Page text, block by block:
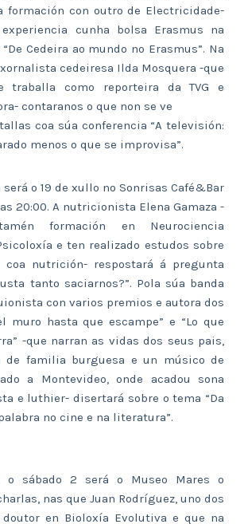
formación con outro de Electricidade-
cunha bolsa Erasmus na
Cedeira ao mundo no Erasmus”. Na
cedeiresa Ilda Mosquera -que
traballa como reporteira da TVG e
contaranos o que non se ve
coa súa conferencia “A televisión:
menos o que se improvisa”.
o 19 de xullo no Sonrisas Café&Bar
20:00. A nutricionista Elena Gamaza -
formación en Neurociencia
e ten realizado estudos sobre
coa nutrición- respostará á pregunta
tanto saciarnos?”. Pola súa banda
con varios premios e autora dos
muro hasta que escampe” e “Lo que
-que narran as vidas dos seus pais,
de familia burguesa e un músico de
a Montevideo, onde acadou sona
e luthier- disertará sobre o tema “Da
no cine e na literatura”.
o sábado 2 será o Museo Mares o
nas que Juan Rodríguez, uno dos
doutor en Bioloxía Evolutiva e que na